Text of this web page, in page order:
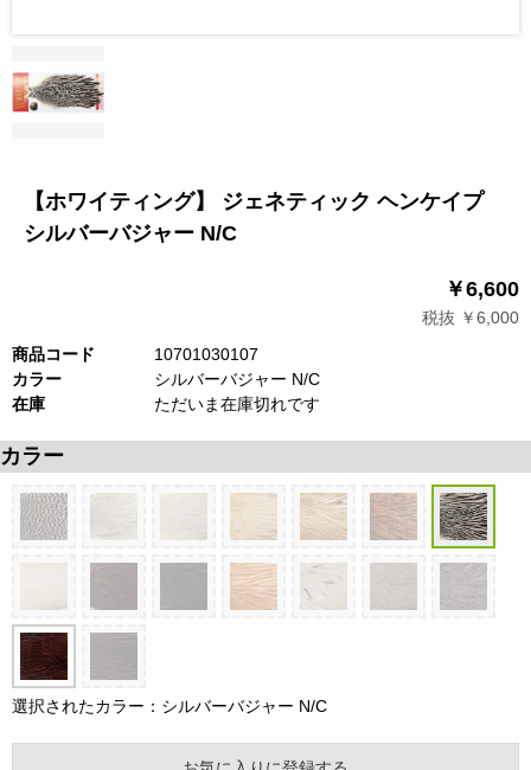
【ホワイティング】 ジェネティック ヘンケイプ
シルバーバジャー N/C
￥6,600
税抜 ￥6,000
商品コード
10701030107
カラー
シルバーバジャー N/C
在庫
ただいま在庫切れです
カラー
選択されたカラー：シルバーバジャー N/C